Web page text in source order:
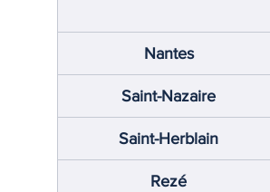
Nantes
Saint-Nazaire
Saint-Herblain
Rezé